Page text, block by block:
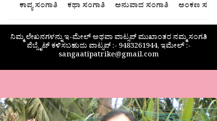
ಕಾವ್ಯ ಸಂಗಾತಿ ಕಥಾ ಸಂಗಾತಿ ಅನುವಾದ ಸಂಗಾತಿ ಅಂಕಣ
ನಿಮ್ಮ ಲೇಖನಗಳನ್ನು ಇ-ಮೇಲ್ ಅಥವಾ ವಾಟ್ಸಪ್ ಮುಖಾಂತರ ನಮ್ಮ ಸಂಗತಿ
ವೆಬ್ಸೈಟ್ ಕಳಿಸಬಹುದು ವಾಟ್ಸಪ್‌ :- 9483261944, ಇಮೇಲ್ :-
sangaatipatrike@gmail.com
ಎನ್.ಆರ್.ರೂಪಶ್ರೀ
ಕವಿತೆಗಳು